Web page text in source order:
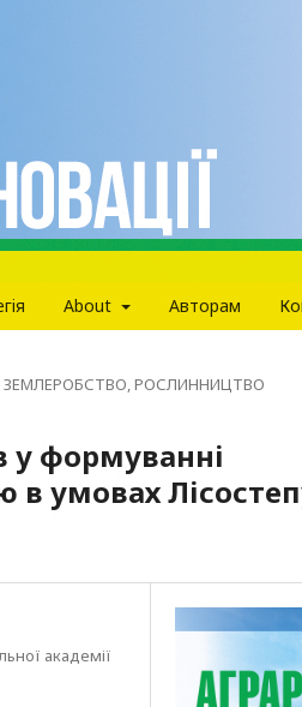
About Авторам
ЗЕМЛЕРОБСТВО, РОСЛИННИЦТВО
у формуванні
умовах
академії